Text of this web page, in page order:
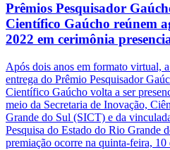
Prêmios Pesquisador
Científico Gaúcho reúnem
2022 em cerimônia
Após dois anos em formato virtual,
entrega do Prêmio Pesquisador
Científico Gaúcho volta a ser
meio da Secretaria de Inovação,
Grande do Sul (SICT) e da
Pesquisa do Estado do Rio Grande
premiação ocorre na quinta-feira,